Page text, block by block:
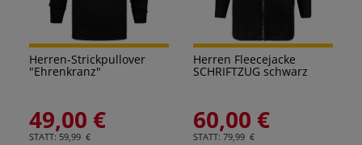
Herren-Strickpullover
"Ehrenkranz"
49,00 €
STATT: 59,99 €
Herren Fleecejacke
SCHRIFTZUG schwarz
60,00 €
STATT: 79,99 €